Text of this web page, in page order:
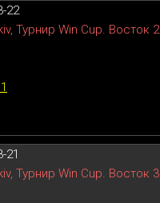
22
Турнир Win Cup. Восток 2
21
Турнир Win Cup. Восток 3